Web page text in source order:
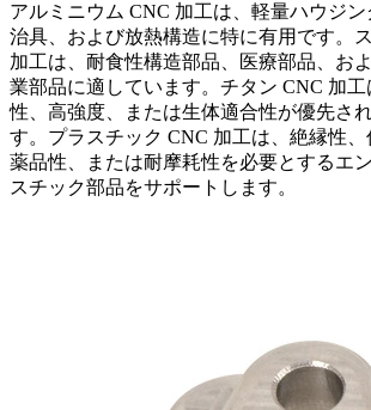
アルミニウム CNC 加工は、軽量ハウジン
治具、および放熱構造に特に有用です。
加工は、耐食性構造部品、医療部品、お
業部品に適しています。 チタン CNC 加工
性、高強度、または生体適合性が優先さ
す。 プラスチック CNC 加工は、絶縁性
薬品性、または耐摩耗性を必要とするエ
スチック部品をサポートします。